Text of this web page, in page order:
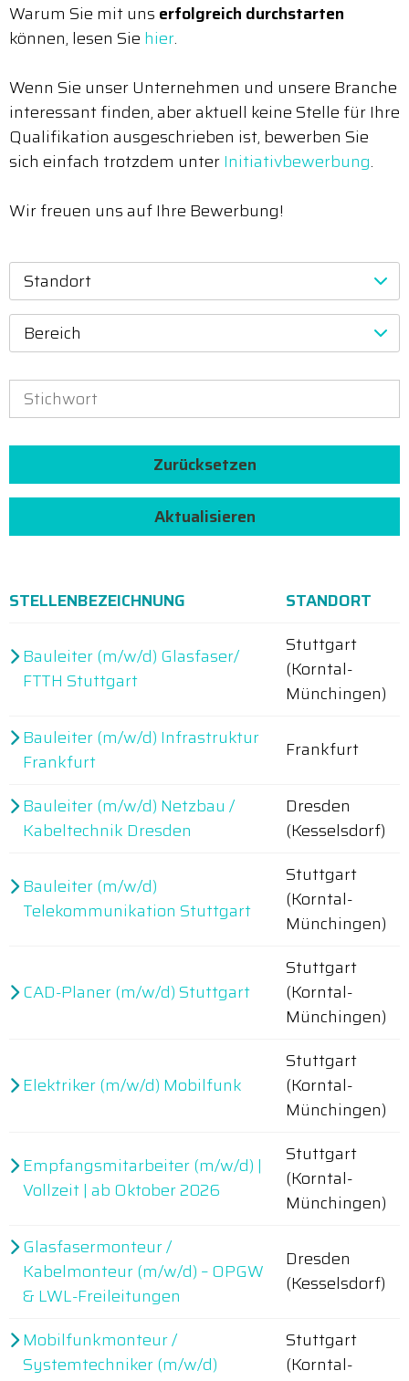
Warum Sie mit uns erfolgreich durchstarten
können, lesen Sie hier.
Wenn Sie unser Unternehmen und unsere Branche
interessant finden, aber aktuell keine Stelle für Ihre
Qualifikation ausgeschrieben ist, bewerben Sie
sich einfach trotzdem unterInitiativbewerbung.
Wir freuen uns auf Ihre Bewerbung!
Standort
Bereich
Zurücksetzen
Aktualisieren
STELLENBEZEICHNUNG STANDORT
Bauleiter (m/w/d) Glasfaser/
FTTH Stuttgart
Stuttgart
(Korntal-
Münchingen)
Bauleiter (m/w/d) Infrastruktur
Frankfurt
Frankfurt
Bauleiter (m/w/d) Netzbau /
Kabeltechnik Dresden
Dresden
(Kesselsdorf)
Bauleiter (m/w/d)
Telekommunikation Stuttgart
Stuttgart
(Korntal-
Münchingen)
CAD-Planer (m/w/d) Stuttgart
Stuttgart
(Korntal-
Münchingen)
Elektriker (m/w/d) Mobilfunk
Stuttgart
(Korntal-
Münchingen)
Empfangsmitarbeiter (m/w/d) |
Vollzeit | ab Oktober 2026
Stuttgart
(Korntal-
Münchingen)
Glasfasermonteur /
Kabelmonteur (m/w/d) – OPGW
& LWL-Freileitungen
Dresden
(Kesselsdorf)
Mobilfunkmonteur /
Systemtechniker (m/w/d)
Stuttgart
(Korntal-